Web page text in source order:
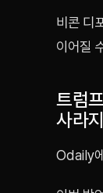
비콘 디
이어질
트럼
사라
Odaily